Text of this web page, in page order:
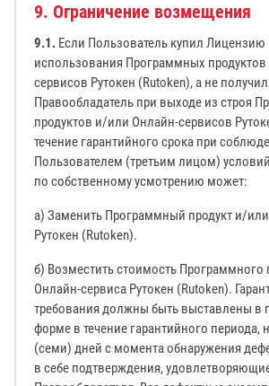
9. Ограничение возмещения
9.1. Если Пользователь купил Лицензию
использования Программных
сервисов Рутокен (Rutoken), а не
Правообладатель при выходе из строя
продуктов и/или Онлайн-сервисов
течение гарантийного срока при
Пользователем (третьим лицом)
по собственному усмотрению может:
а) Заменить Программный продукт и/
Рутокен (Rutoken).
б) Возместить стоимость Программного
Онлайн-сервиса Рутокен (Rutoken).
требования должны быть выставлены в
форме в течение гарантийного периода,
(семи) дней с момента обнаружения
в себе подтверждения,